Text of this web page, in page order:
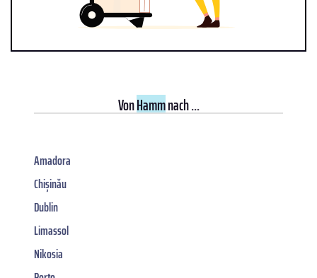
VonHammnach ...
Amadora
Chișinău
Dublin
Limassol
Nikosia